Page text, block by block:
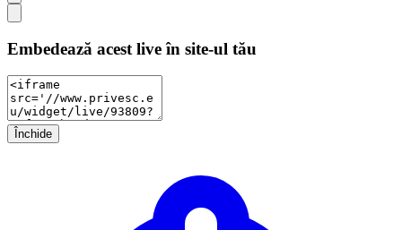
Embedează acest live în site-ul tău
Închide